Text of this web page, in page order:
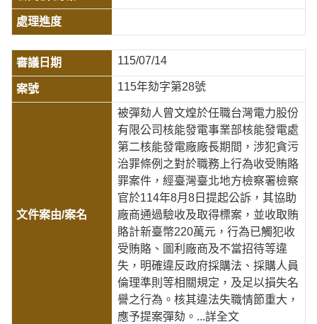
115/07/14
115年劾字第28號
被彈劾人曾文煌於任職台灣電力股份
有限公司核能發電事業部核能發電處
第二核能發電廠廠長期間，涉犯貪污
治罪條例之對於職務上行為收受賄賂
罪案件，經臺灣臺北地方檢察署檢察
官於114年8月8日提起公訴，其協助
廠商通過驗收及取得標案，並收取賄
賂計新臺幣220萬元，行為已觸犯收
受賄賂、圖利廠商及不當招待等違
失，明確違反政府採購法、採購人員
倫理準則等相關規定，及足以損失名
譽之行為。核其違法失職情節重大，
應予提案彈劾。 ...詳全文